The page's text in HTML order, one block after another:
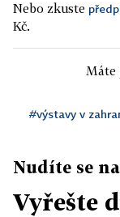
Nebo zkuste
Kč.
Máte
#výstavy v
Nudíte se
Vyřešte